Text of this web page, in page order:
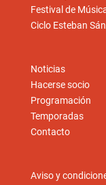
Festival de
Ciclo Esteban
Noticias
Hacerse socio
Programación
Temporadas
Contacto
Aviso y